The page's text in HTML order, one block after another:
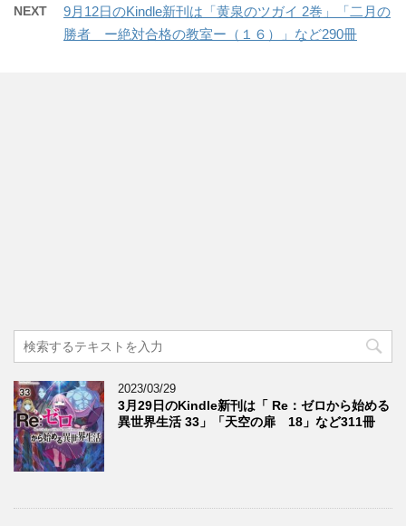
NEXT
9月12日のKindle新刊は「黄泉のツガイ 2巻」「二月の
勝者 ー絶対合格の教室ー（１６）」など290冊
2023/03/29
3月29日のKindle新刊は「 Re：ゼロから始める
異世界生活 33」「天空の扉 18」など311冊